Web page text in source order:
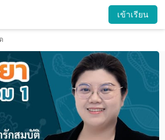
เข้าเรียน